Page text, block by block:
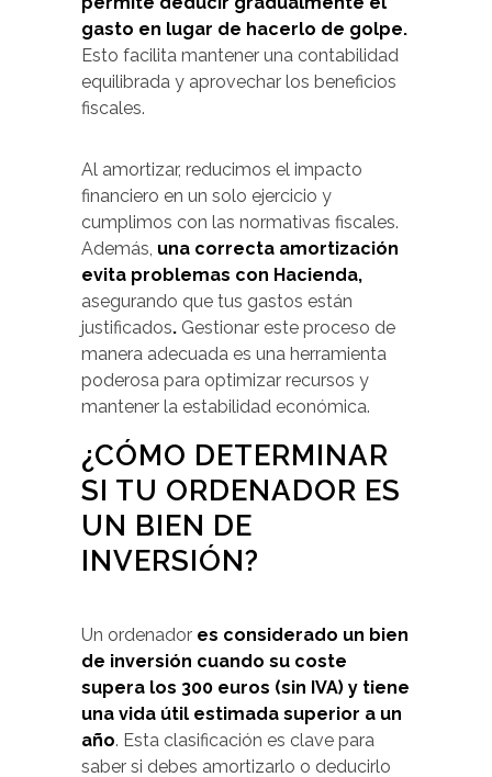
gasto en lugar de hacerlo de golpe.
Esto facilita mantener una contabilidad
equilibrada y aprovechar los beneficios
fiscales.
Al amortizar, reducimos el impacto
financiero en un solo ejercicio y
cumplimos con las normativas fiscales.
Además, una correcta amortización
evita problemas con Hacienda,
asegurando que tus gastos están
justificados. Gestionar este proceso de
manera adecuada es una herramienta
poderosa para optimizar recursos y
mantener la estabilidad económica.
¿CÓMO DETERMINAR
SI TU ORDENADOR ES
UN BIEN DE
INVERSIÓN?
Un ordenador es considerado un bien
de inversión cuando su coste
supera los 300 euros (sin IVA) y tiene
una vida útil estimada superior a un
año. Esta clasificación es clave para
saber si debes amortizarlo o deducirlo